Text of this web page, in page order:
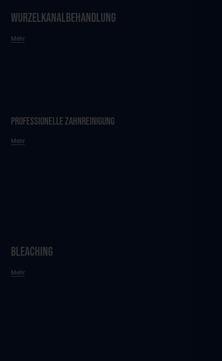
WurzelkanalBehandlung
Mehr
Professionelle Zahnreinigung
Mehr
Bleaching
Mehr